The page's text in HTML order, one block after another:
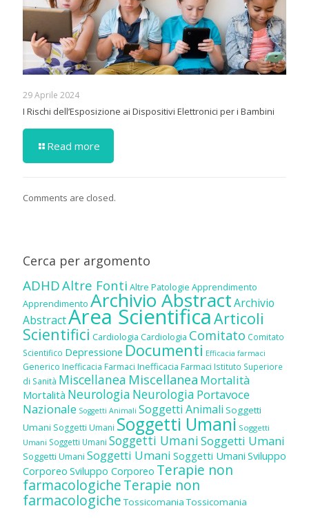
29 Aprile 2024
I Rischi dell’Esposizione ai Dispositivi Elettronici per i Bambini
Read more
Comments are closed.
Cerca per argomento
ADHDAltre Fonti Altre Patologie Apprendimento
Apprendimento Archivio AbstractArchivio
AbstractArea ScientificaArticoli
Scientifici Cardiologia Cardiologia Comitato Comitato
Scientifico Depressione Documenti Efficacia farmaci
Generico Inefficacia Farmaci Inefficacia Farmaci Istituto Superiore
di Sanità Miscellanea Miscellanea Mortalità
Mortalità Neurologia Neurologia Portavoce
Nazionale Soggetti Animali Soggetti Animali Soggetti
Umani Soggetti Umani Soggetti Umani Soggetti
Umani Soggetti Umani Soggetti UmaniSoggetti Umani
Soggetti Umani Soggetti Umani Soggetti Umani Sviluppo
Corporeo Sviluppo Corporeo Terapie non
farmacologicheTerapie non
farmacologiche Tossicomania Tossicomania